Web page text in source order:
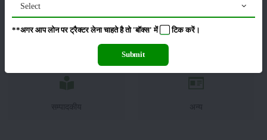
सम्पादकीय अन्य
Select
**अगर आप लोन पर ट्रैक्टर लेना चाहते है तो 'बॉक्स' में टिककरें।
Submit